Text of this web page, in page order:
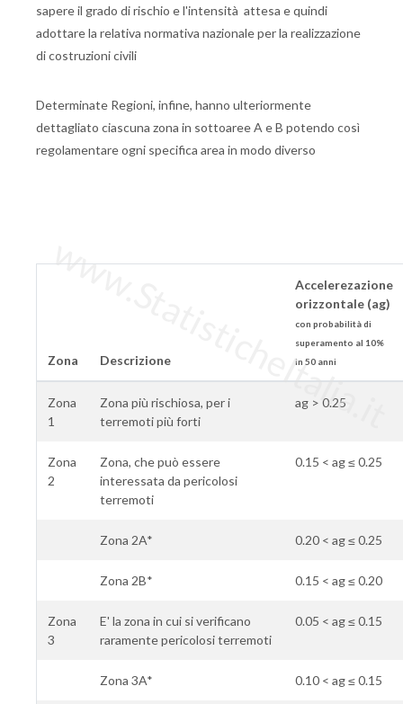
sapere il grado di rischio e l'intensità attesa e quindi
adottare la relativa normativa nazionale per la realizzazione
di costruzioni civili
Determinate Regioni, infine, hanno ulteriormente
dettagliato ciascuna zona in sottoaree A e B potendo così
regolamentare ogni specifica area in modo diverso
Zona Descrizione
Accelerezazione
orizzontale (ag)
con probabilità di
superamento al 10%
in 50 anni
Zona
1
Zona più rischiosa, per i
terremoti più forti
ag > 0.25
Zona
2
Zona, che può essere
interessata da pericolosi
terremoti
0.15 < ag ≤ 0.25
Zona 2A* 0.20 < ag ≤ 0.25
Zona 2B* 0.15 < ag ≤ 0.20
Zona
3
E' la zona in cui si verificano
raramente pericolosi terremoti
0.05 < ag ≤ 0.15
Zona 3A* 0.10 < ag ≤ 0.15
www.StatisticheItalia.it